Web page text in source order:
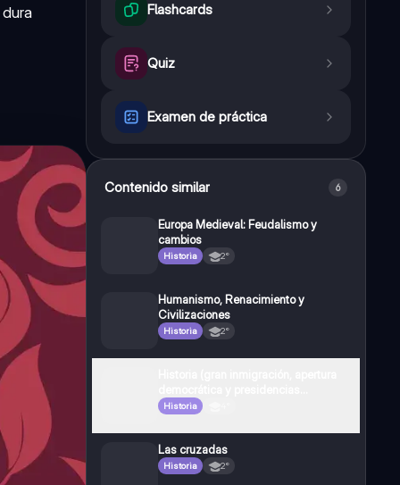
Flashcards
Quiz
Examen de práctica
Contenido similar 6
Europa Medieval: Feudalismo y
cambios
Historia 2°
Humanismo, Renacimiento y
Civilizaciones
Historia 2°
históricas) ARGENTINA
Historia
Las cruzadas
Historia 2°